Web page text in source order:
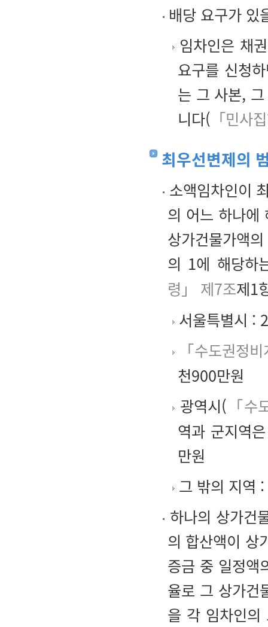
배당 요구가 있
임차인은 채
요구를 신청
는 그 사본,
니다( 「민사
최우선변제의
소액임차인이
의 어느 하나에
상가건물가액
의 1에 해당하
령」 제7조제1
서울특별시 :
「수도권정
천900만원
광역시( 「
역과 군지역
만원
그 밖의 지역
하나의 상가건
의 합산액이 상
증금 중 일정액
율로 그 상가건
을 각 임차인의